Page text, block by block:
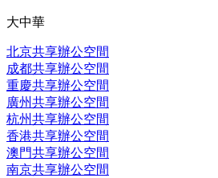
大中華
北京共享辦公空間
成都共享辦公空間
重慶共享辦公空間
廣州共享辦公空間
杭州共享辦公空間
香港共享辦公空間
澳門共享辦公空間
南京共享辦公空間